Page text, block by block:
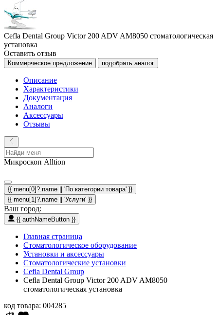
Cefla Dental Group Victor 200 ADV AM8050 стоматологическая
установка
Оставить отзыв
Коммерческое предложение подобрать аналог
Описание
Характеристики
Документация
Аналоги
Аксессуары
Отзывы
Микроскоп Alltion
{{ menu[0]?.name || 'По категории товара' }}
{{ menu[1]?.name || 'Услуги' }}
Ваш город:
{{ authNameButton }}
Главная страница
Стоматологическое оборудование
Установки и аксессуары
Стоматологические установки
Cefla Dental Group
Cefla Dental Group Victor 200 ADV AM8050
стоматологическая установка
код товара: 004285